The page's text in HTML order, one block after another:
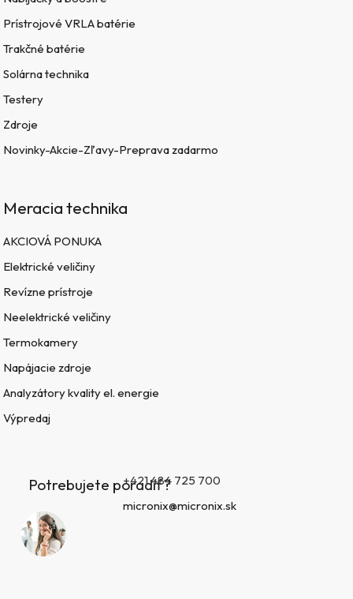
Prístrojové VRLA batérie
Trakčné batérie
Solárna technika
Testery
Zdroje
Novinky-Akcie-Zľavy-Preprava zadarmo
Meracia technika
AKCIOVÁ PONUKA
Elektrické veličiny
Revízne prístroje
Neelektrické veličiny
Termokamery
Napájacie zdroje
Analyzátory kvality el. energie
Výpredaj
Potrebujete poradiť?+421 484 725 700
micronix@micronix.sk